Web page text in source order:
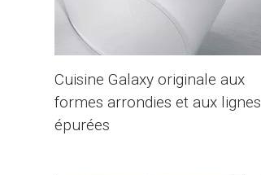
Cuisine Galaxy originale aux
formes arrondies et aux lignes
épurées